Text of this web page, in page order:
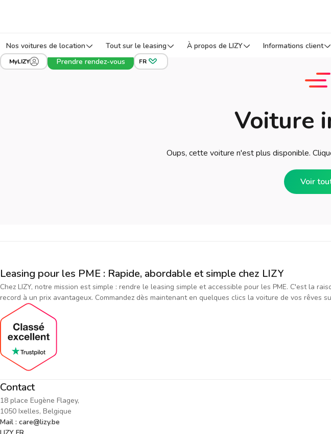
Nos voitures de location Tout sur le leasing À propos de LIZY Informations client
MyLIZY Prendre rendez-vous FR
Voiture
Oups, cette voiture n'est plus disponible.
Voir
Leasing pour les PME : Rapide, abordable et simple chez LIZY
Chez LIZY, notre mission est simple : rendre le leasing simple et accessible pour les PME. C'est la
record à un prix avantageux. Commandez dès maintenant en quelques clics la voiture de vos rêves
Contact
18 place Eugène Flagey,
1050 Ixelles, Belgique
Mail : care@lizy.be